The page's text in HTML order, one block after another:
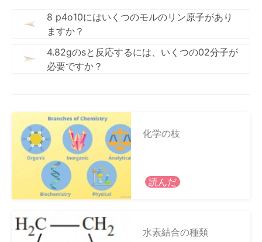
8 p4o10にはいくつのモルのリン原子があり
ますか？
4.82gのsと反応するには、いくつの02分子が
必要ですか？
化学の枝
読んだ
水素結合の種類